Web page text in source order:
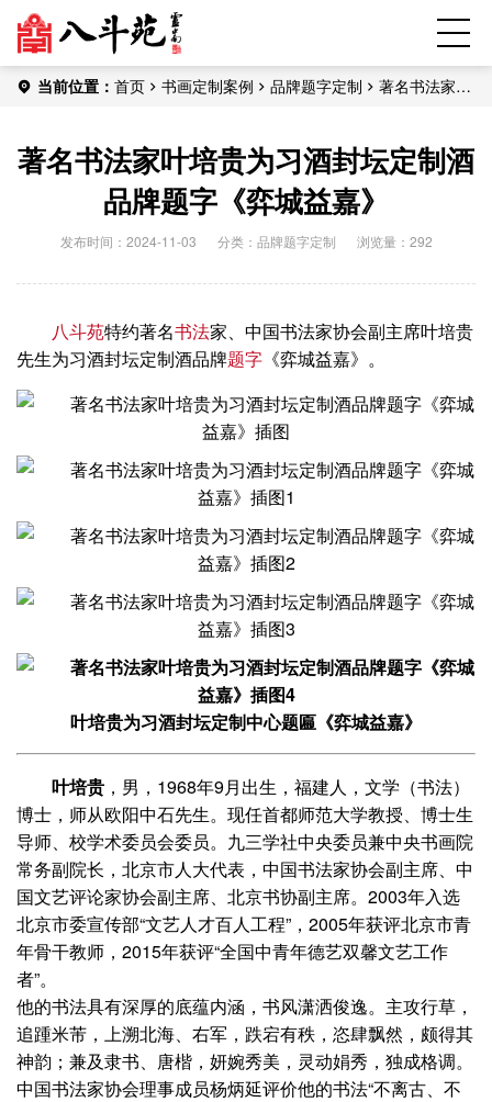
当前位置： 首页 书画定制案例 品牌题字定制
著名书法家叶
著名书法家叶培贵为习酒封坛定制酒
品牌题字《弈城益嘉》
发布时间：2024-11-03 分类： 品牌题字定制 浏览量：292
八斗苑特约著名书法家、中国书法家协会副主席叶培贵
先生为习酒封坛定制酒品牌题字 《弈城益嘉》。
叶培贵为习酒封坛定制中心题匾《弈城益嘉》
叶培贵 ，男，1968年9月出生，福建人，文学（书法）
博士，师从欧阳中石先生。现任首都师范大学教授、博士生
导师、校学术委员会委员。九三学社中央委员兼中央书画院
常务副院长，北京市人大代表，中国书法家协会副主席、中
国文艺评论家协会副主席、北京书协副主席。2003年入选
北京市委宣传部“文艺人才百人工程”，2005年获评北京市青
年骨干教师，2015年获评“全国中青年德艺双馨文艺工作
者”。
他的书法具有深厚的底蕴内涵，书风潇洒俊逸。主攻行草，
追踵米芾，上溯北海、右军，跌宕有秩，恣肆飘然，颇得其
神韵；兼及隶书、唐楷，妍婉秀美，灵动娟秀，独成格调。
中国书法家协会理事成员杨炳延评价他的书法“不离古、不